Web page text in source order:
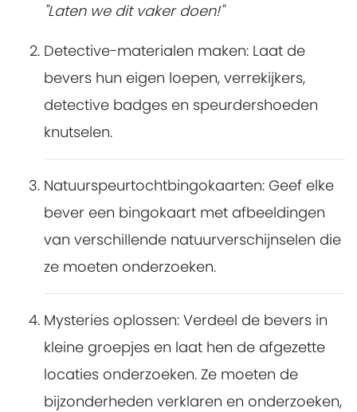
"Laten we dit vaker doen!"
Detective-materialen maken: Laat de
bevers hun eigen loepen, verrekijkers,
detective badges en speurdershoeden
knutselen.
Natuurspeurtochtbingokaarten: Geef elke
bever een bingokaart met afbeeldingen
van verschillende natuurverschijnselen die
ze moeten onderzoeken.
Mysteries oplossen: Verdeel de bevers in
kleine groepjes en laat hen de afgezette
locaties onderzoeken. Ze moeten de
bijzonderheden verklaren en onderzoeken,